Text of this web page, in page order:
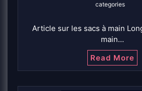
categories
Article sur les sacs à main
main…
Read More